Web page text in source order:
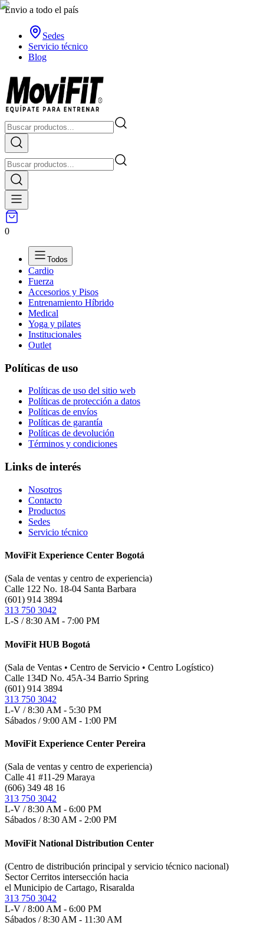
Envio a todo el país
Sedes
Servicio técnico
Blog
0
Todos
Cardio
Fuerza
Accesorios y Pisos
Entrenamiento Híbrido
Medical
Yoga y pilates
Institucionales
Outlet
Políticas de uso
Políticas de uso del sitio web
Políticas de protección a datos
Políticas de envíos
Políticas de garantía
Políticas de devolución
Términos y condiciones
Links de interés
Nosotros
Contacto
Productos
Sedes
Servicio técnico
MoviFit Experience Center Bogotá
(Sala de ventas y centro de experiencia)
Calle 122 No. 18-04 Santa Barbara
(601) 914 3894
313 750 3042
L-S / 8:30 AM - 7:00 PM
MoviFit HUB Bogotá
(Sala de Ventas • Centro de Servicio • Centro Logístico)
Calle 134D No. 45A-34 Barrio Spring
(601) 914 3894
313 750 3042
L-V / 8:30 AM - 5:30 PM
Sábados / 9:00 AM - 1:00 PM
MoviFit Experience Center Pereira
(Sala de ventas y centro de experiencia)
Calle 41 #11-29 Maraya
(606) 349 48 16
313 750 3042
L-V / 8:30 AM - 6:00 PM
Sábados / 8:30 AM - 2:00 PM
MoviFit National Distribution Center
(Centro de distribución principal y servicio técnico nacional)
Sector Cerritos intersección hacia
el Municipio de Cartago, Risaralda
313 750 3042
L-V / 8:00 AM - 6:00 PM
Sábados / 8:30 AM - 11:30 AM